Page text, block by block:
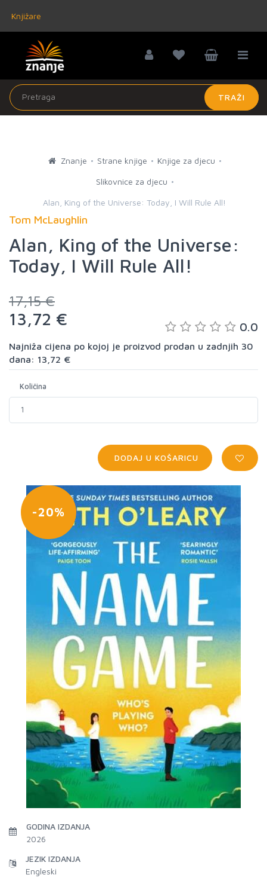
Knjižare
TRAŽI
Znanje Strane knjige Knjige za djecu
Slikovnice za djecu
Alan, King of the Universe: Today, I Will Rule All!
Tom McLaughlin
Alan, King of the Universe:
Today, I Will Rule All!
17,15 €
13,72 € 0.0
Najniža cijena po kojoj je proizvod prodan u zadnjih 30
dana: 13,72 €
Količina
DODAJ U KOŠARICU
-20%
GODINA IZDANJA
2026
JEZIK IZDANJA
Engleski